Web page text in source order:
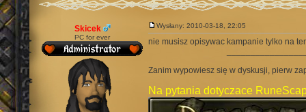
Skicek
PC for ever
Wysłany: 2010-03-18, 22:05
nie musisz opisywac kampanie tylko na
Zanim wypowiesz się w dyskusji, pierw
Na pytania dotyczace